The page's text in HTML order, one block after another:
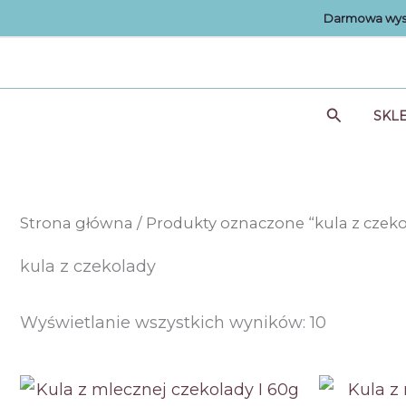
Darmowa
Szukaj
Strona główna / Produkty oznaczone “kula z
kula z czekolady
Wyświetlanie wszystkich wyników: 10
od
niskiej